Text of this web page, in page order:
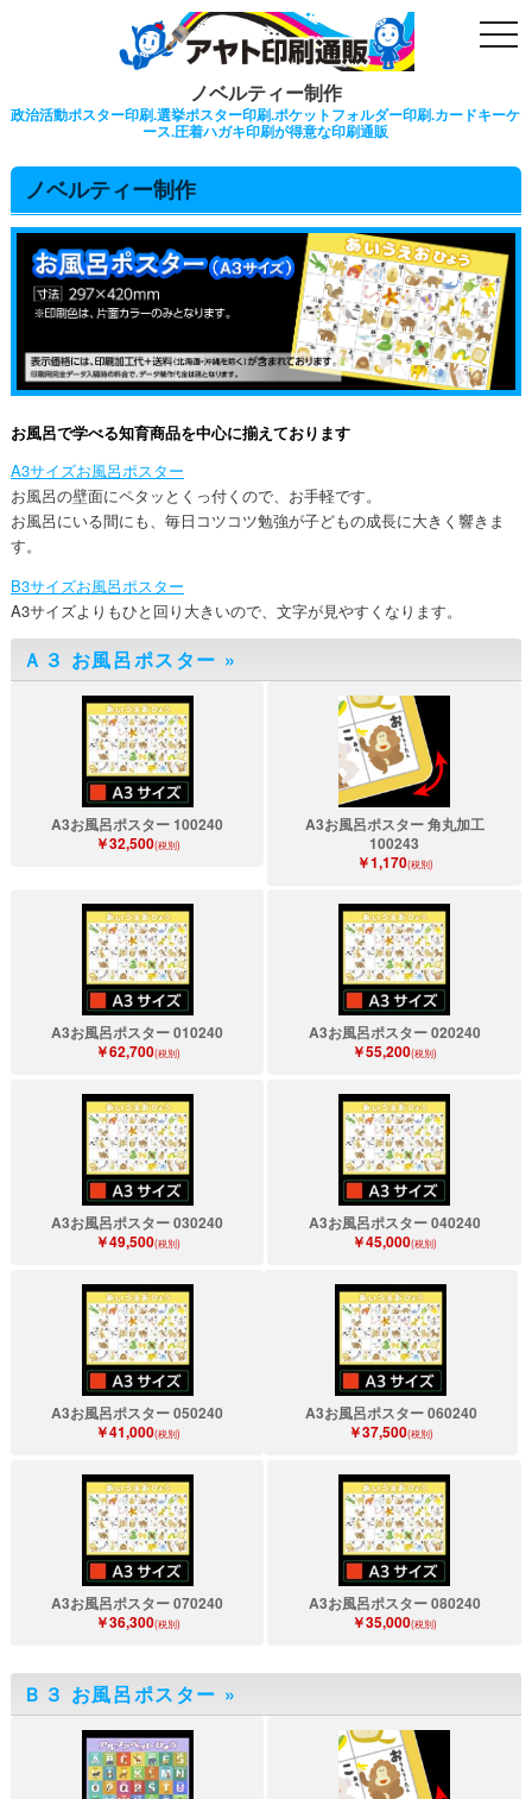
ノベルティー制作
政治活動ポスター印刷.選挙ポスター印刷.ポケットフォルダー印刷.カードキーケ
ース.圧着ハガキ印刷が得意な印刷通販
ノベルティー制作
お風呂で学べる知育商品を中心に揃えております
A3サイズお風呂ポスター
お風呂の壁面にペタッとくっ付くので、お手軽です。
お風呂にいる間にも、毎日コツコツ勉強が子どもの成長に大きく響きま
す。
B3サイズお風呂ポスター
A3サイズよりもひと回り大きいので、文字が見やすくなります。
Ａ３ お風呂ポスター »
A3お風呂ポスター 100240
￥32,500(税別)
A3お風呂ポスター 角丸加工
100243
￥1,170(税別)
A3お風呂ポスター 010240
￥62,700(税別)
A3お風呂ポスター 020240
￥55,200(税別)
A3お風呂ポスター 030240
￥49,500(税別)
A3お風呂ポスター 040240
￥45,000(税別)
A3お風呂ポスター 050240
￥41,000(税別)
A3お風呂ポスター 060240
￥37,500(税別)
A3お風呂ポスター 070240
￥36,300(税別)
A3お風呂ポスター 080240
￥35,000(税別)
Ｂ３ お風呂ポスター »